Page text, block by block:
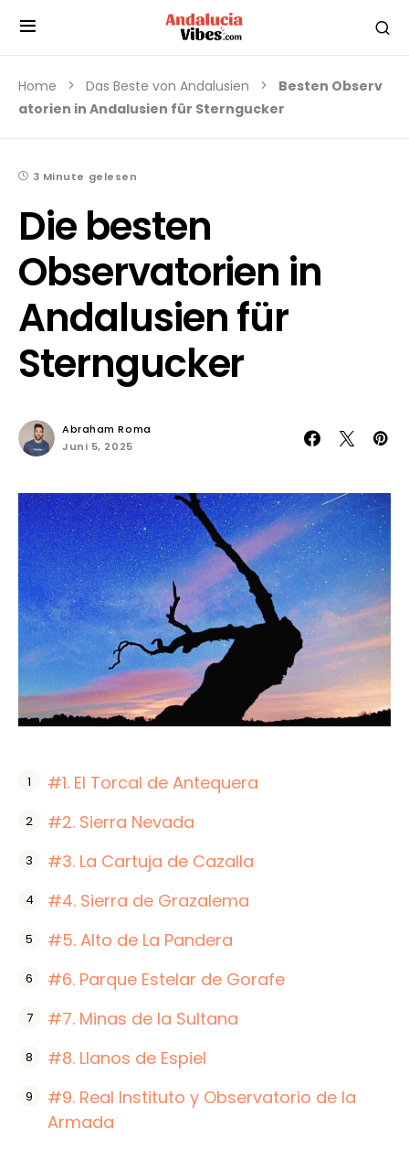
Home Das Beste von Andalusien
Besten Observ
atorien in Andalusien für Sterngucker
3 Minute gelesen
Die besten
Observatorien in
Andalusien für
Sterngucker
Abraham Roma
Juni 5, 2025
#1. El Torcal de Antequera
#2. Sierra Nevada
#3. La Cartuja de Cazalla
#4. Sierra de Grazalema
#5. Alto de La Pandera
#6. Parque Estelar de Gorafe
#7. Minas de la Sultana
#8. Llanos de Espiel
#9. Real Instituto y Observatorio de la
Armada